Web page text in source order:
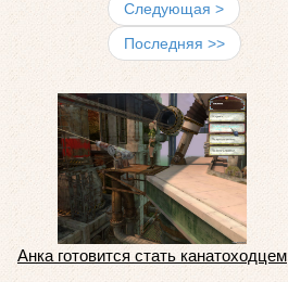
Следующая >
Последняя >>
Анка готовится стать канатоходцем